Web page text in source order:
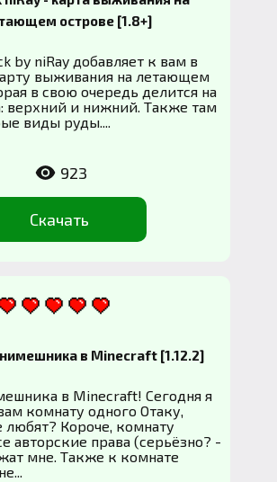
острове [1.8+]
by niRay добавляет к вам в
выживания на летающем
в свою очередь делится на
верхний и нижний. Также там
виды руды....
Скачать
923
в Minecraft [1.12.2]
в Minecraft! Сегодня я
комнату одного Отаку,
Короче, комнату
авторские права (серьёзно? -
мне. Также к комнате